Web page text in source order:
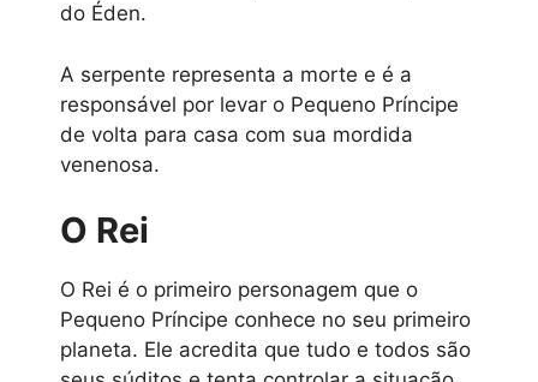
do Éden.
A serpente representa a morte e é a
responsável por levar o Pequeno Príncipe
de volta para casa com sua mordida
venenosa.
O Rei
O Rei é o primeiro personagem que o
Pequeno Príncipe conhece no seu primeiro
planeta. Ele acredita que tudo e todos são